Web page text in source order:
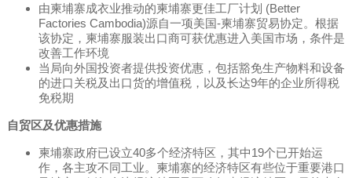
由柬埔寨成衣业推动的柬埔寨更佳工厂计划 (Better
Factories Cambodia)源自一项美国-柬埔寨贸易协定。根据
该协定，柬埔寨服装出口商可获优惠进入美国市场，条件是
改善工作环境
当局向外国投资者提供投资优惠，包括豁免生产物料和设备
的进口关税及出口货的增值税，以及长达9年的企业所得税
免税期
自贸区及优惠措施
柬埔寨政府已设立40多个经济特区，其中19个已开始运
作，各主攻不同工业。柬埔寨的经济特区有些位于重要港口